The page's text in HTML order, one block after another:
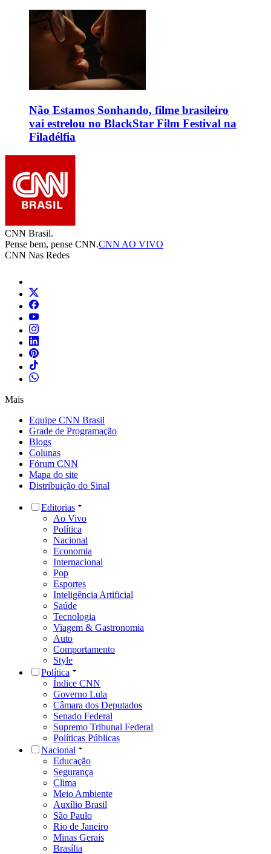
Não Estamos Sonhando, filme brasileiro
vai estrelou no BlackStar Film Festival na
Filadélfia
CNN Brasil.
Pense bem, pense CNN.CNN AO VIVO
CNN Nas Redes
Mais
Equipe CNN Brasil
Grade de Programação
Blogs
Colunas
Fórum CNN
Mapa do site
Distribuição do Sinal
Editorias
Ao Vivo
Política
Nacional
Economia
Internacional
Pop
Esportes
Inteligência Artificial
Saúde
Tecnologia
Viagem & Gastronomia
Auto
Comportamento
Style
Política
Índice CNN
Governo Lula
Câmara dos Deputados
Senado Federal
Supremo Tribunal Federal
Políticas Públicas
Nacional
Educação
Segurança
Clima
Meio Ambiente
Auxílio Brasil
São Paulo
Rio de Janeiro
Minas Gerais
Brasília